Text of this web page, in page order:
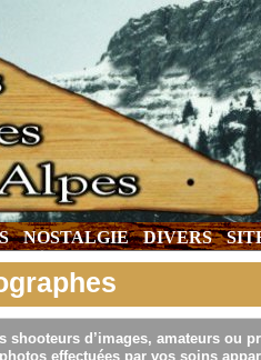
NOSTALGIE DIVERS
shooteurs d’images, amateurs ou
effectuées par vos soins